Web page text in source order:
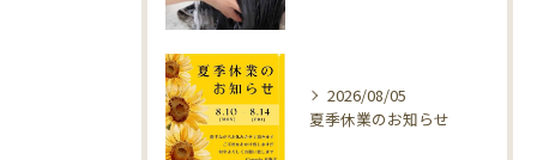
2026/08/05
夏季休業のお知らせ